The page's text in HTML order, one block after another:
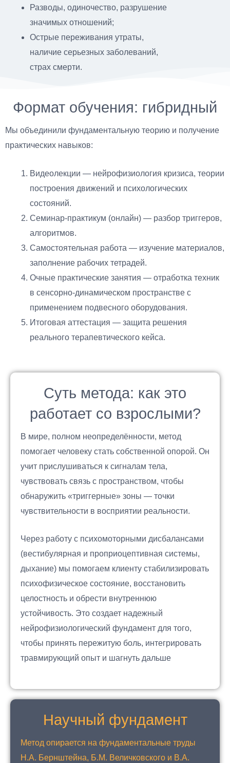
Разводы, одиночество, разрушение
значимых отношений;
Острые переживания утраты,
наличие серьезных заболеваний,
страх смерти.
Формат обучения: гибридный
Мы объединили фундаментальную теорию и получение
практических навыков:
Видеолекции — нейрофизиология кризиса, теории
построения движений и психологических
состояний.
Семинар-практикум (онлайн) — разбор триггеров,
алгоритмов.
Самостоятельная работа — изучение материалов,
заполнение рабочих тетрадей.
Очные практические занятия — отработка техник
в сенсорно-динамическом пространстве с
применением подвесного оборудования.
Итоговая аттестация — защита решения
реального терапевтического кейса.
Суть метода: как это
работает со взрослыми?
В мире, полном неопределённости, метод
помогает человеку стать собственной опорой. Он
учит прислушиваться к сигналам тела,
чувствовать связь с пространством, чтобы
обнаружить «триггерные» зоны — точки
чувствительности в восприятии реальности.
Через работу с психомоторными дисбалансами
(вестибулярная и проприоцептивная системы,
дыхание) мы помогаем клиенту стабилизировать
психофизическое состояние, восстановить
целостность и обрести внутреннюю
устойчивость. Это создает надежный
нейрофизиологический фундамент для того,
чтобы принять пережитую боль, интегрировать
травмирующий опыт и шагнуть дальше
Научный фундамент
Метод опирается на фундаментальные труды
Н.А. Бернштейна, Б.М. Величковского и В.А.